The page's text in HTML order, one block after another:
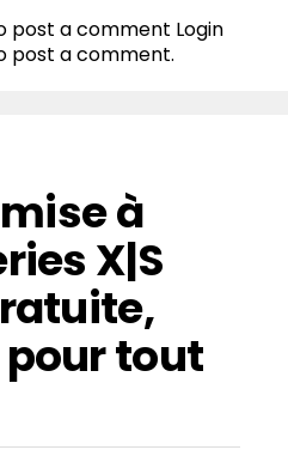
post a comment Login
post a comment.
mise à
X|S
tout